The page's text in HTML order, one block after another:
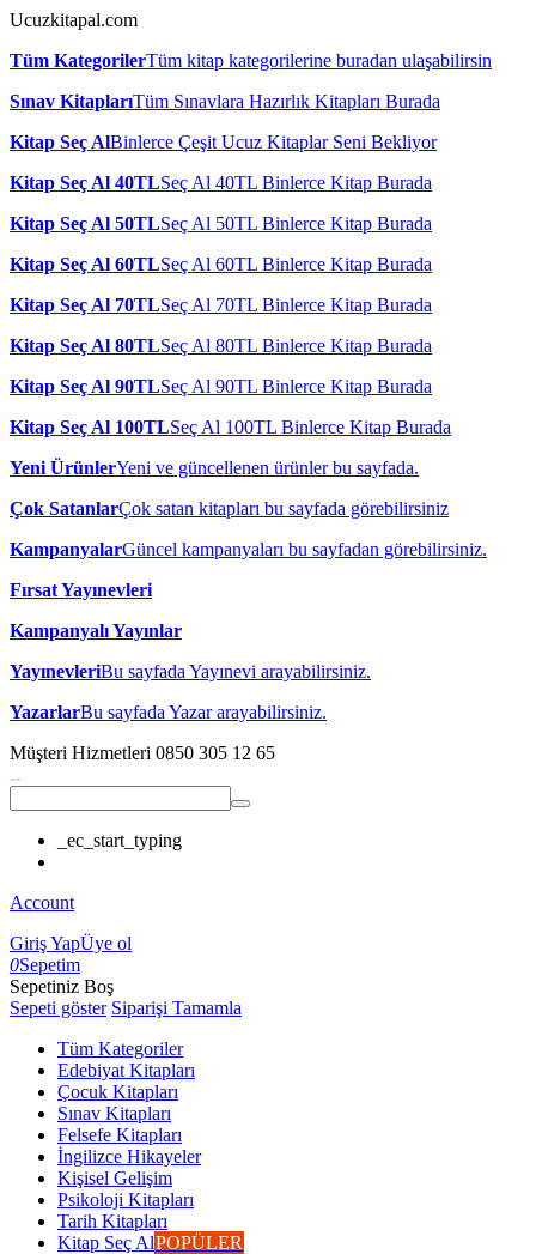
Ucuzkitapal.com
Tüm KategorilerTüm kitap kategorilerine buradan ulaşabilirsin
Sınav KitaplarıTüm Sınavlara Hazırlık Kitapları Burada
Kitap Seç AlBinlerce Çeşit Ucuz Kitaplar Seni Bekliyor
Kitap Seç Al 40TLSeç Al 40TL Binlerce Kitap Burada
Kitap Seç Al 50TLSeç Al 50TL Binlerce Kitap Burada
Kitap Seç Al 60TLSeç Al 60TL Binlerce Kitap Burada
Kitap Seç Al 70TLSeç Al 70TL Binlerce Kitap Burada
Kitap Seç Al 80TLSeç Al 80TL Binlerce Kitap Burada
Kitap Seç Al 90TLSeç Al 90TL Binlerce Kitap Burada
Kitap Seç Al 100TLSeç Al 100TL Binlerce Kitap Burada
Yeni ÜrünlerYeni ve güncellenen ürünler bu sayfada.
Çok SatanlarÇok satan kitapları bu sayfada görebilirsiniz
KampanyalarGüncel kampanyaları bu sayfadan görebilirsiniz.
Fırsat Yayınevleri
Kampanyalı Yayınlar
YayınevleriBu sayfada Yayınevi arayabilirsiniz.
YazarlarBu sayfada Yazar arayabilirsiniz.
Müşteri Hizmetleri 0850 305 12 65
_ec_start_typing
Account
Giriş YapÜye ol
0Sepetim
Sepetiniz Boş
Sepeti göster Siparişi Tamamla
Tüm Kategoriler
Edebiyat Kitapları
Çocuk Kitapları
Sınav Kitapları
Felsefe Kitapları
İngilizce Hikayeler
Kişisel Gelişim
Psikoloji Kitapları
Tarih Kitapları
Kitap Seç AlPOPÜLER